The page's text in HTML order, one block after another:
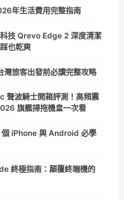
年生活費用完整指南
技 Qrevo Edge 2 深度清潔
也乾爽
旅客出發前必讀完整攻略
聲波騎士開箱評測！高頻震
旗艦掃拖機皇一次看
iPhone 與 Android 必學
終極指南：顛覆終端機的